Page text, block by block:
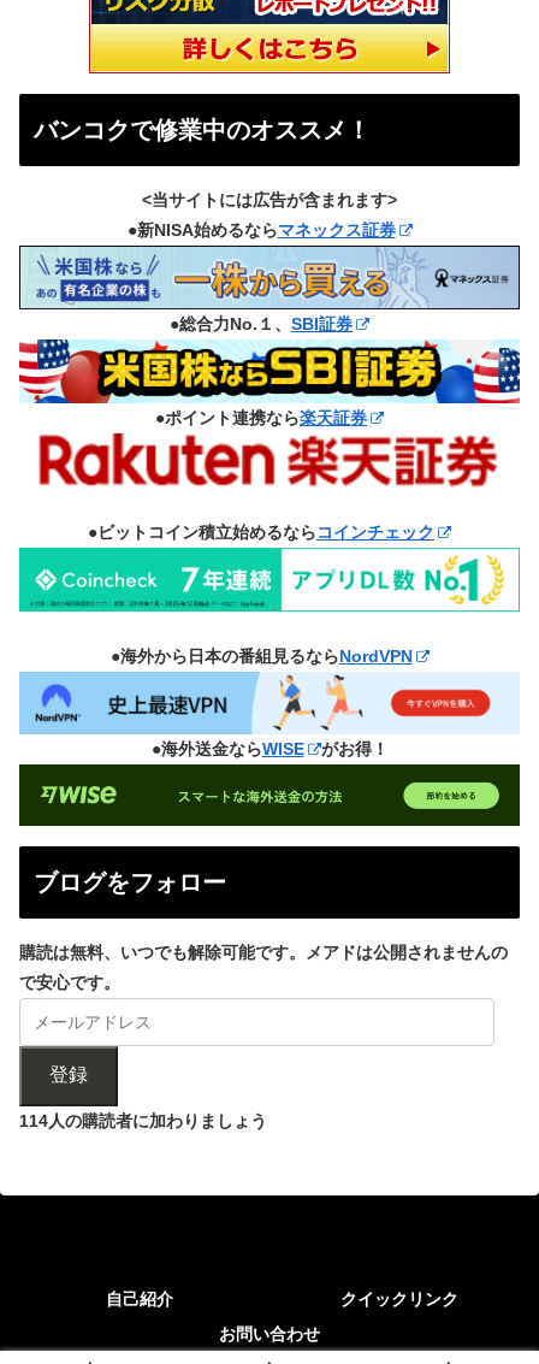
バンコクで修業中のオススメ！
<当サイトには広告が含まれます>
●新NISA始めるならマネックス証券
●総合力No.１、 SBI証券
●ポイント連携なら楽天証券
●ビットコイン積立始めるならコインチェック
●海外から日本の番組見るならNordVPN
●海外送金ならWISE がお得！
ブログをフォロー
購読は無料、いつでも解除可能です。メアドは公開されませんの
で安心です。
登録
114人の購読者に加わりましょう
自己紹介
クイックリンク
お問い合わせ